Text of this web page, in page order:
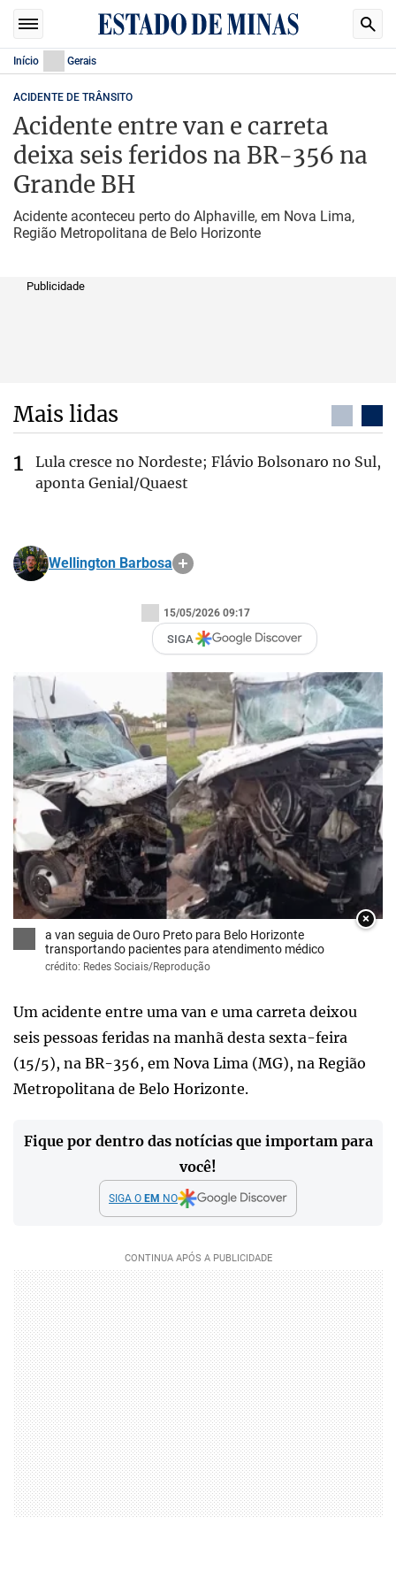
Início Gerais
ACIDENTE DE TRÂNSITO
Acidente entre van e carreta
deixa seis feridos na BR-356 na
Grande BH
Acidente aconteceu perto do Alphaville, em Nova Lima,
Região Metropolitana de Belo Horizonte
Publicidade
Mais lidas
Lula cresce no Nordeste; Flávio Bolsonaro no Sul,
aponta Genial/Quaest
Wellington Barbosa
15/05/2026 09:17
SIGA
×
a van seguia de Ouro Preto para Belo Horizonte
transportando pacientes para atendimento médico
crédito: Redes Sociais/Reprodução
Um acidente entre uma van e uma carreta deixou
seis pessoas feridas na manhã desta sexta-feira
(15/5), na BR-356, em Nova Lima (MG), na Região
Metropolitana de Belo Horizonte.
Fique por dentro das notícias que importam para
você!
SIGA O EM NO